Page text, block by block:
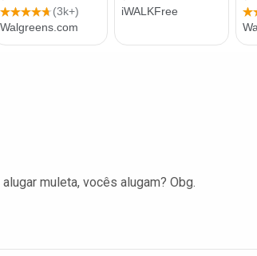
muleta, vocês alugam? Obg.